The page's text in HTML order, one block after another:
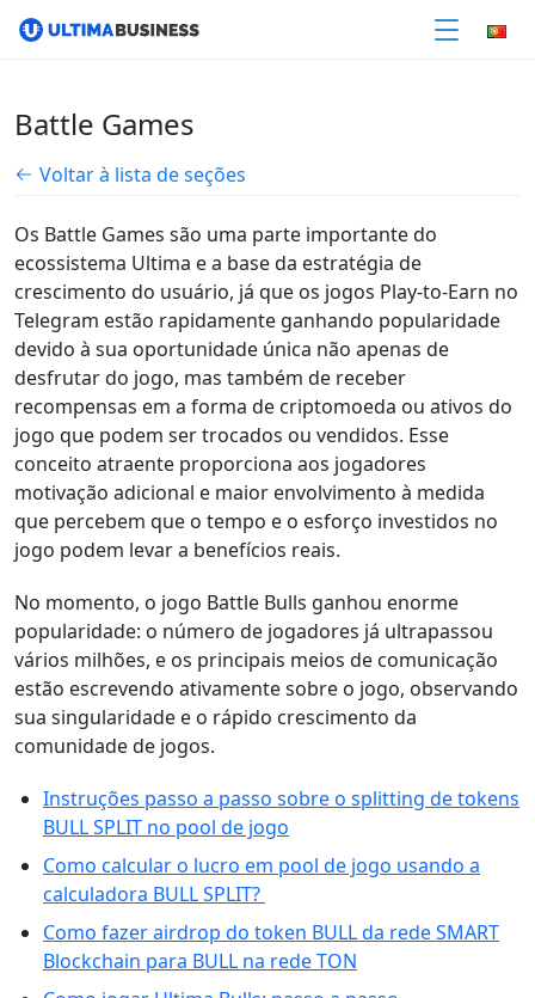
Battle Games
Voltar à lista de seções
Os Battle Games são uma parte importante do
ecossistema Ultima e a base da estratégia de
crescimento do usuário, já que os jogos Play-to-Earn no
Telegram estão rapidamente ganhando popularidade
devido à sua oportunidade única não apenas de
desfrutar do jogo, mas também de receber
recompensas em a forma de criptomoeda ou ativos do
jogo que podem ser trocados ou vendidos. Esse
conceito atraente proporciona aos jogadores
motivação adicional e maior envolvimento à medida
que percebem que o tempo e o esforço investidos no
jogo podem levar a benefícios reais.
No momento, o jogo Battle Bulls ganhou enorme
popularidade: o número de jogadores já ultrapassou
vários milhões, e os principais meios de comunicação
estão escrevendo ativamente sobre o jogo, observando
sua singularidade e o rápido crescimento da
comunidade de jogos.
Instruções passo a passo sobre o splitting de tokens
BULL SPLIT no pool de jogo
Como calcular o lucro em pool de jogo usando a
calculadora BULL SPLIT?
Como fazer airdrop do token BULL da rede SMART
Blockchain para BULL na rede TON